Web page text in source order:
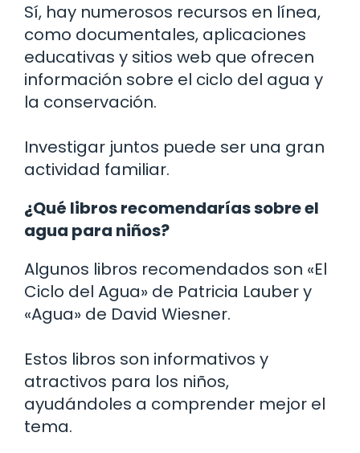
Sí, hay numerosos recursos en línea,
como documentales, aplicaciones
educativas y sitios web que ofrecen
información sobre el ciclo del agua y
la conservación.
Investigar juntos puede ser una gran
actividad familiar.
¿Qué libros recomendarías sobre el
agua para niños?
Algunos libros recomendados son «El
Ciclo del Agua» de Patricia Lauber y
«Agua» de David Wiesner.
Estos libros son informativos y
atractivos para los niños,
ayudándoles a comprender mejor el
tema.